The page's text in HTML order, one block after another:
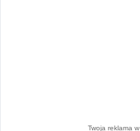
Twoja reklama